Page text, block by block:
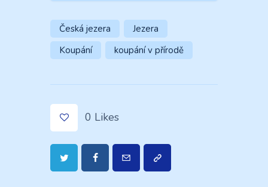
Česká jezera
Jezera
Koupání
koupání v přírodě
0 Likes